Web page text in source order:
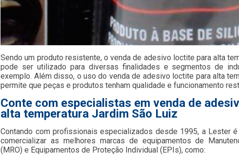
Sendo um produto resistente, o venda de adesivo loctite para alta
pode ser utilizado para diversas finalidades e segmentos de
exemplo. Além disso, o uso do venda de adesivo loctite para alta
permite que peças e produtos tenham qualidade e funcionamento
Conte com especialistas em venda de
alta temperatura Jardim São Luiz
Contando com profissionais especializados desde 1995, a Lester
comercializar as melhores marcas de equipamentos de
(MRO) e Equipamentos de Proteção Individual (EPIs), como: